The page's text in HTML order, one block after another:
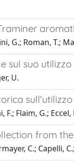
G.; Roman, T.;
sul suo
U.
Flaim, G.; Eccel,
from
C.; Capelli,